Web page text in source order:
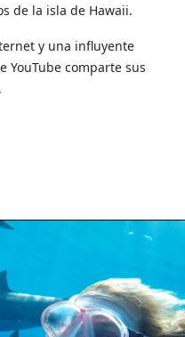
de la isla de Hawaii.
y una influyente
YouTube comparte sus